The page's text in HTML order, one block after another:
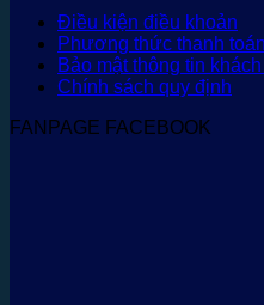
Điều kiện điều khoản
Phương thức thanh toán
Bảo mật thông tin
Chính sách quy định
FANPAGE FACEBOOK